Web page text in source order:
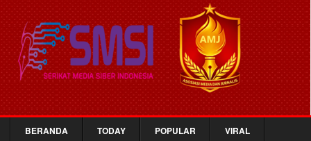
BERANDA TODAY POPULAR VIRAL